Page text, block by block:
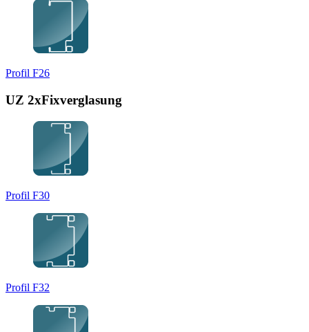
Profil F26
UZ 2xFixverglasung
Profil F30
Profil F32